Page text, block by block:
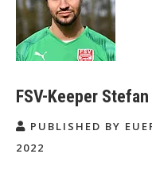
FSV-Keeper
PUBLISHED BY
2022